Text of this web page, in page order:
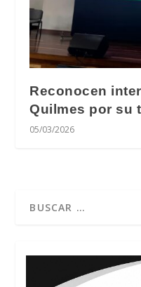
Reconocen
Quilmes por su
05/03/2026